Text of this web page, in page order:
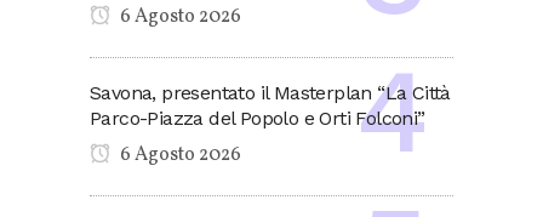
6 Agosto 2026
Savona, presentato il Masterplan “La Città
Parco-Piazza del Popolo e Orti Folconi”
6 Agosto 2026